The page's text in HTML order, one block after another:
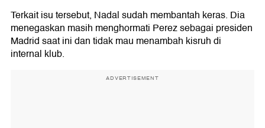
Terkait isu tersebut, Nadal sudah membantah keras. Dia
menegaskan masih menghormati Perez sebagai presiden
Madrid saat ini dan tidak mau menambah kisruh di
internal klub.
ADVERTISEMENT